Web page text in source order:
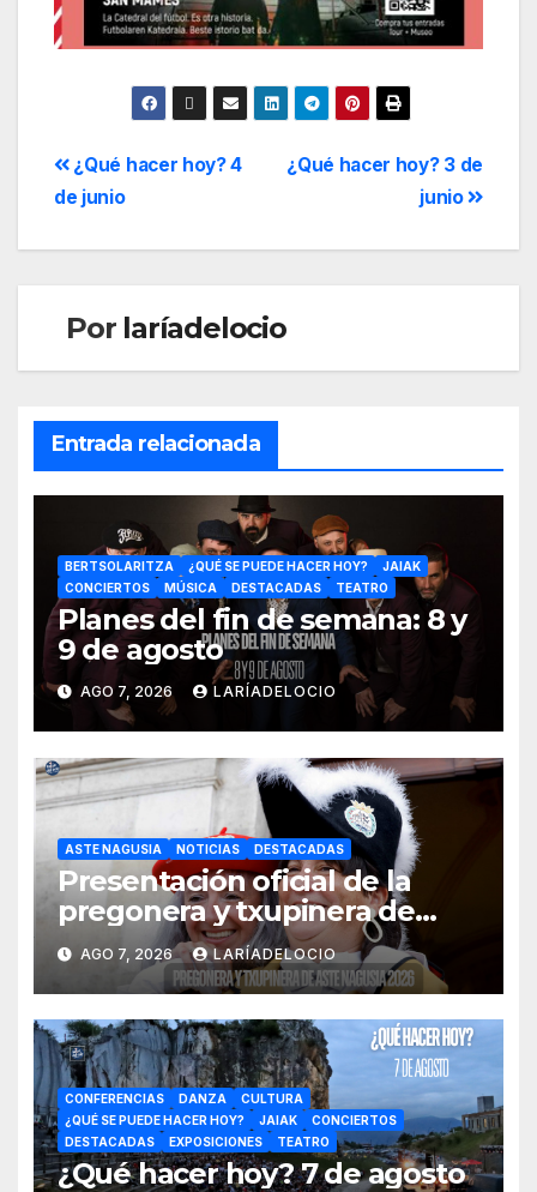
¿Qué hacer hoy? 3 de
junio
¿Qué hacer hoy? 4
de junio
Por laríadelocio
Entrada relacionada
BERTSOLARITZA ¿QUÉ SE PUEDE HACER HOY?
JAIAK
CONCIERTOS
MÚSICA DESTACADAS TEATRO
Planes del fin de semana: 8 y
9 de agosto
AGO 7, 2026 LARÍADELOCIO
ASTE NAGUSIA NOTICIAS DESTACADAS
Presentación oficial de la
pregonera y txupinera de
Aste Nagusia 2026
AGO 7, 2026 LARÍADELOCIO
CONFERENCIAS DANZA
CULTURA
¿QUÉ SE PUEDE HACER HOY?
JAIAK
CONCIERTOS
DESTACADAS
EXPOSICIONES TEATRO
¿Qué hacer hoy? 7 de agosto